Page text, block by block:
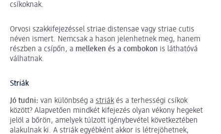
csíkoknak.
Orvosi szakkifejezéssel striae distensae vagy striae cutis
néven ismert. Nemcsak a hason jelenhetnek meg, hanem
részben a csípőn, a melleken és a combokon is láthatóvá
válhatnak.
Striák
Jó tudni: van különbség a striákés a terhességi csíkok
között? Alapvetően mindkét kifejezés olyan vékony hegeket
jelöl a bőrön, amelyek túlzott igénybevétel következtében
alakulnak ki. A striák egyébként akkor is létrejöhetnek,